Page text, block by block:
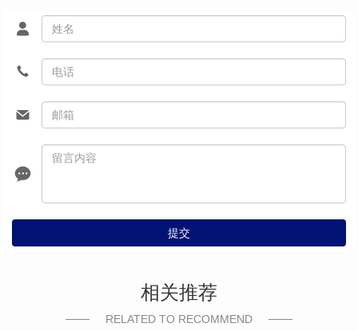
提交
相关推荐
RELATED TO RECOMMEND